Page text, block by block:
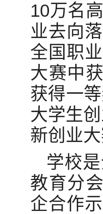
10万名
业去向
全国职
大赛中
获得一
大学生
新创业
学校
教育分
企合作